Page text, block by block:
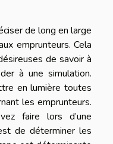
de long en large
emprunteurs. Cela
de savoir à
à une simulation.
en lumière toutes
les emprunteurs.
faire lors d’une
de déterminer les